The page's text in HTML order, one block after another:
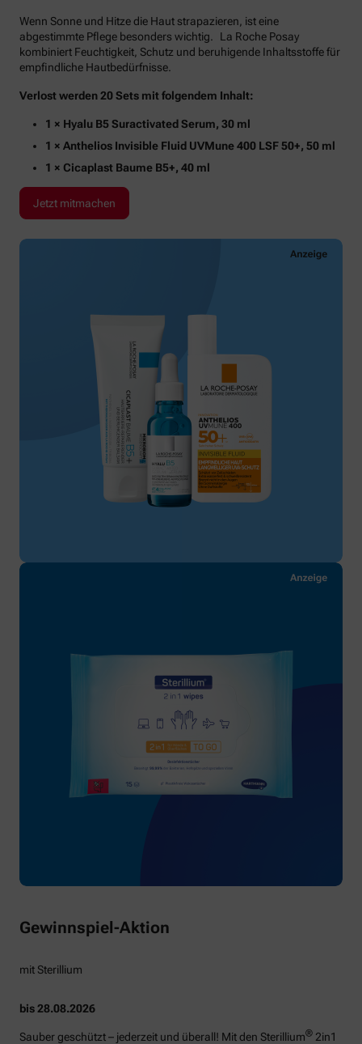
Wenn Sonne und Hitze die Haut strapazieren, ist eine
abgestimmte Pflege besonders wichtig. La Roche Posay
kombiniert Feuchtigkeit, Schutz und beruhigende Inhaltsstoffe für
empfindliche Hautbedürfnisse.
Verlost werden 20 Sets mit folgendem Inhalt:
1 × Hyalu B5 Suractivated Serum, 30 ml
1 × Anthelios Invisible Fluid UVMune 400 LSF 50+, 50 ml
1 × Cicaplast Baume B5+, 40 ml
Jetzt mitmachen
Gewinnspiel-Aktion
mit Sterillium
bis 28.08.2026
Sauber geschützt – jederzeit und überall! Mit den Sterillium® 2in1